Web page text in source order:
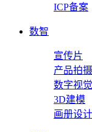
ICP备案
数智
宣传片
产品拍摄
数字视觉
3D建模
画册设计